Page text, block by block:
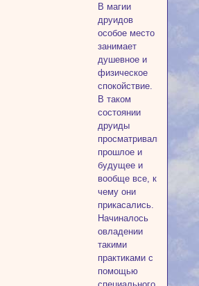
В магии
друидов
особое место
занимает
душевное и
физическое
спокойствие.
В таком
состоянии
друиды
просматривали
прошлое и
будущее и
вообще все, к
чему они
прикасались.
Начиналось
овладении
такими
практиками с
помощью